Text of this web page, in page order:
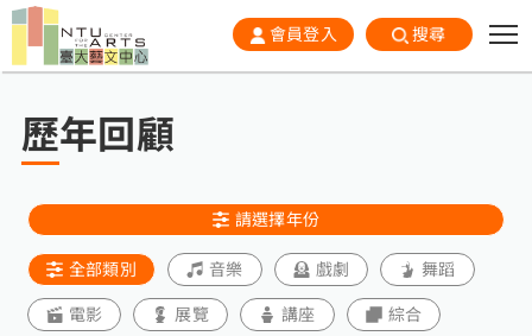
會員登入 搜尋
歷年回顧
請選擇年份
全部類別 音樂 戲劇 舞蹈
電影 展覽 講座 綜合